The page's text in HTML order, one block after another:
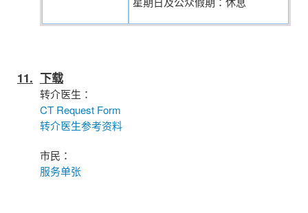
11. 下载
转介医生：
CT Request Form
转介医生参考资料
市民：
服务单张